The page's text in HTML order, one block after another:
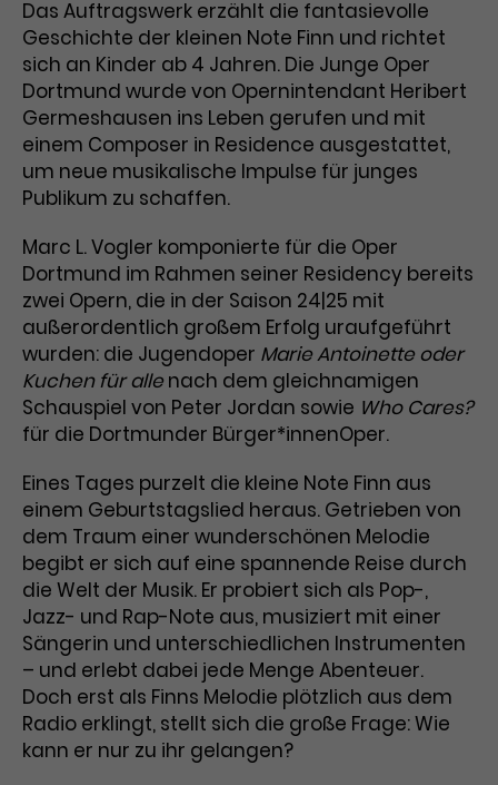
Benutzer*in wiedererkannt werden,
und es wird Zugang zu
geschützten Bereichen gewährt.
Name cookie_optin
Anbieter TYPO3
Laufzeit 1 Monat
Zweck
Enthält die gewählten Tracking-
Optin-Einstellungen.
Laufzeit 2 Jahre
Zweck
Dieses Cookie wird von Google
Analytics installiert. Das Cookie
wird verwendet, um
Besucher*innen-, Sitzungs- und
Kampagnendaten zu berechnen
und die Nutzung der Website für
den Analysebericht der Website zu
verfolgen. Die Cookies speichern
Informationen anonym und weisen
eine zufallsgenerierte Nummer zu,
um Besuche zu erkennen.
Name _gid
Anbieter Google Analytics
Laufzeit 1 Tag
Zweck
Dieses Cookie wird von Google
Analytics installiert. Das Cookie
wird verwendet, um Informationen
darüber zu speichern, wie
Besucher*innen eine Website
nutzen, und hilft bei der Erstellung
eines Analyseberichts über die
Performance der Website. Die
Marketing
Diese Gruppe beinhaltet alle Scripte, die es uns
ermöglichen die Leistung unserer
Werbekampagnen zu analysieren und
Conversions zu messen. Außerdem helfen sie
uns dabei Werbeanzeigen und Inhalte besser auf
die Interessen unserer Nutzer abzustimmen.
Name
_gcl_au
Anbieter Google Ads
Laufzeit 3 Monate
Zweck
Wird von Google verwendet, um
die Effizienz von Werbeanzeigen zu
messen und Conversions zu
speichern. Dieses Cookie hilft dabei
nachzuvollziehen, ob Nutzer über
Google-Anzeigen auf unsere
Website gelangt sind.
Name _gcl_aw
Anbieter Google Ads
Laufzeit 3 Monate
Dieses Cookie speichert
Informationen zu Werbeklicks und
Cookie-Informationen
Das Auftragswerk erzählt die fantasievolle
Geschichte der kleinen Note Finn und richtet
sich an Kinder ab 4 Jahren. Die Junge Oper
Dortmund wurde von Opernintendant Heribert
Germeshausen ins Leben gerufen und mit
einem Composer in Residence ausgestattet,
um neue musikalische Impulse für junges
Publikum zu schaffen.
Marc L. Vogler komponierte für die Oper
Dortmund im Rahmen seiner Residency bereits
zwei Opern, die in der Saison 24|25 mit
außerordentlich großem Erfolg uraufgeführt
wurden: die Jugendoper Marie Antoinette oder
Kuchen für allenach dem gleichnamigen
Schauspiel von Peter Jordan sowie Who Cares?
für die Dortmunder Bürger*innenOper.
Eines Tages purzelt die kleine Note Finn aus
einem Geburtstagslied heraus. Getrieben von
dem Traum einer wunderschönen Melodie
begibt er sich auf eine spannende Reise durch
die Welt der Musik. Er probiert sich als Pop-,
Jazz- und Rap-Note aus, musiziert mit einer
Sängerin und unterschiedlichen Instrumenten
– und erlebt dabei jede Menge Abenteuer.
Doch erst als Finns Melodie plötzlich aus dem
Radio erklingt, stellt sich die große Frage: Wie
kann er nur zu ihr gelangen?